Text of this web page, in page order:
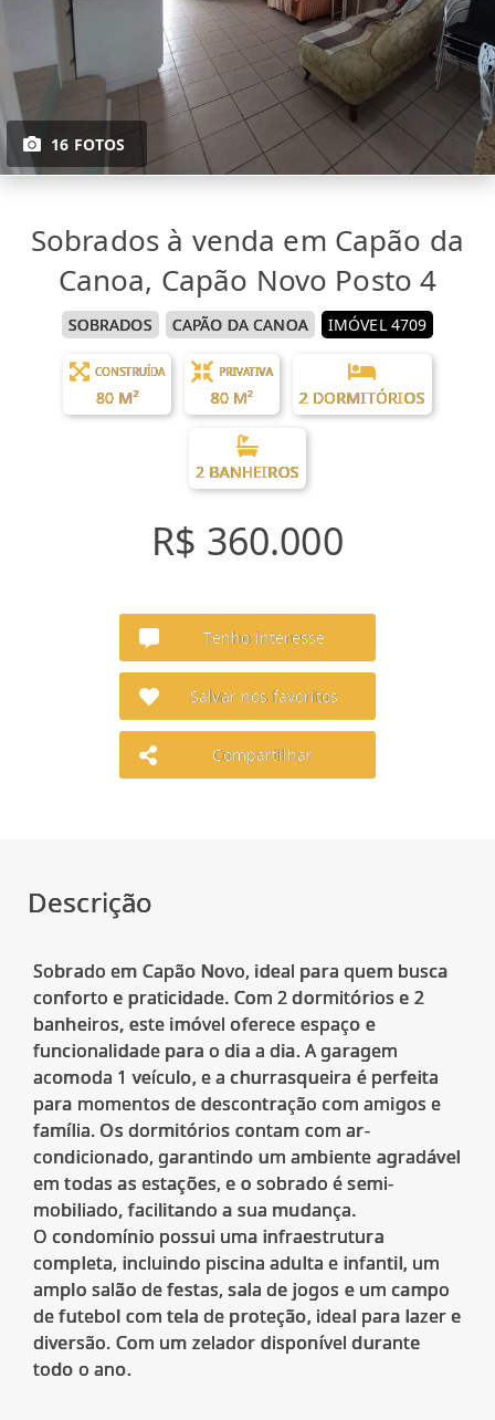
16 FOTOS
Sobrados à venda em Capão da
Canoa, Capão Novo Posto 4
SOBRADOS CAPÃO DA CANOA IMÓVEL 4709
CONSTRUÍDA
80 M²
PRIVATIVA
80 M² 2 DORMITÓRIOS
2 BANHEIROS
R$ 360.000
Tenho interesse
Salvar nos favoritos
Compartilhar
Descrição
Sobrado em Capão Novo, ideal para quem busca
conforto e praticidade. Com 2 dormitórios e 2
banheiros, este imóvel oferece espaço e
funcionalidade para o dia a dia. A garagem
acomoda 1 veículo, e a churrasqueira é perfeita
para momentos de descontração com amigos e
família. Os dormitórios contam com ar-
condicionado, garantindo um ambiente agradável
em todas as estações, e o sobrado é semi-
mobiliado, facilitando a sua mudança.
O condomínio possui uma infraestrutura
completa, incluindo piscina adulta e infantil, um
amplo salão de festas, sala de jogos e um campo
de futebol com tela de proteção, ideal para lazer e
diversão. Com um zelador disponível durante
todo o ano.